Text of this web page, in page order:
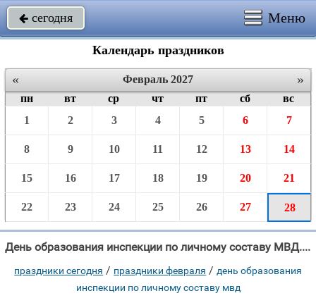
 сегодня Меню
Календарь праздников
« »
Февраль 2027
пн
вт ср чт пт сб
вс
1
2 3 4 5 6 7
8 9 10 11 12 13 14
15 16 17 18 19 20 21
22 23 24 25 26 27 28
День образования инспекции по личному составу МВД. В 2027 году отмечают 28 Февраля.
праздники сегодня / праздники февраля /день образования
инспекции по личному составу мвд